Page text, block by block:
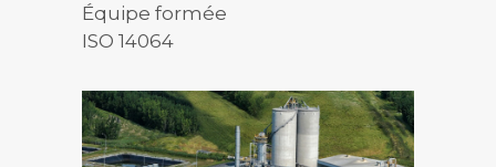
Équipe formée
ISO 14064